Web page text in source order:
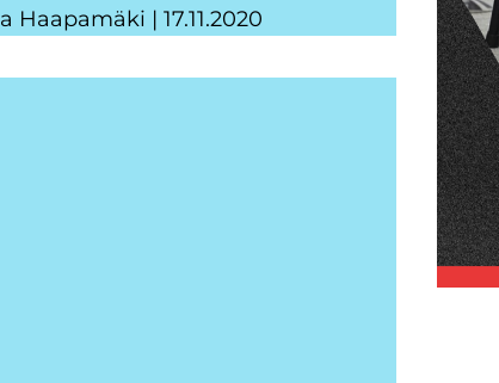
Haapamäki 17.11.2020